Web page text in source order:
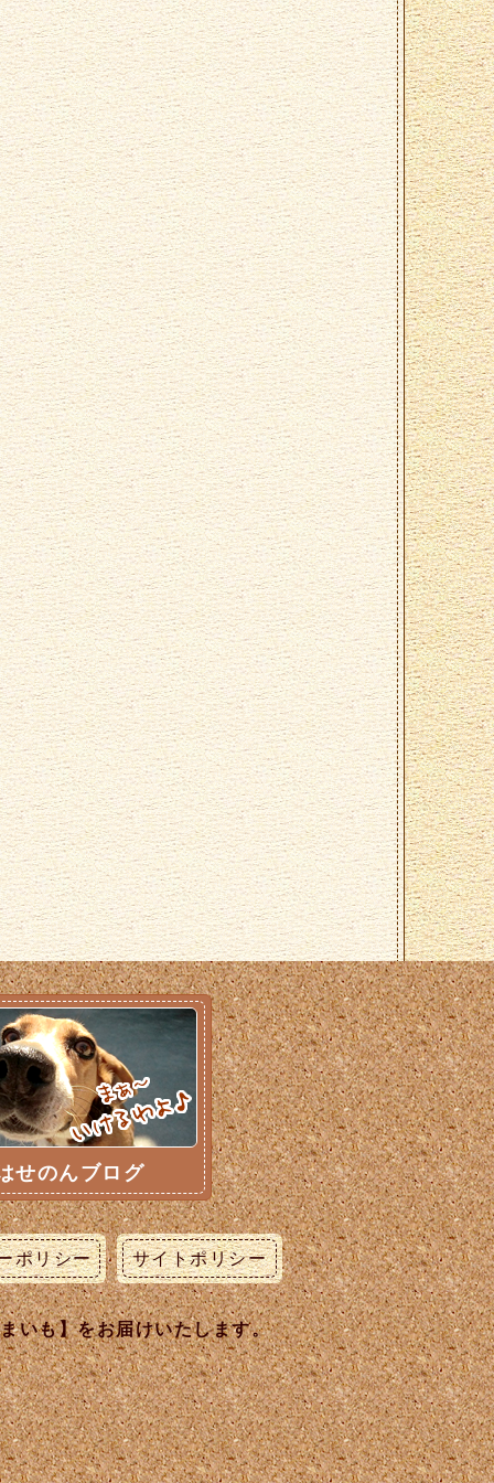
せのんブログ
ポリシー サイトポリシー
いも】をお届けいたします。